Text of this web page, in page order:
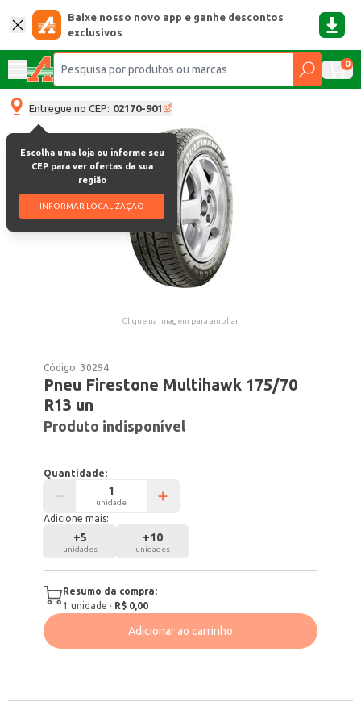
Baixe nosso novo app e ganhe descontos
exclusivos
0
Entregue no CEP: 02170-901
Escolha uma loja ou informe seu
CEP para ver ofertas da sua
região
INFORMAR LOCALIZAÇÃO
Clique na imagem para ampliar.
Código:30294
Pneu Firestone Multihawk 175/70
R13 un
Produto indisponível
Quantidade:
unidade
Adicione mais:
+5
unidades
+10
unidades
Resumo da compra:
1 unidade · R$ 0,00
Adicionar ao carrinho